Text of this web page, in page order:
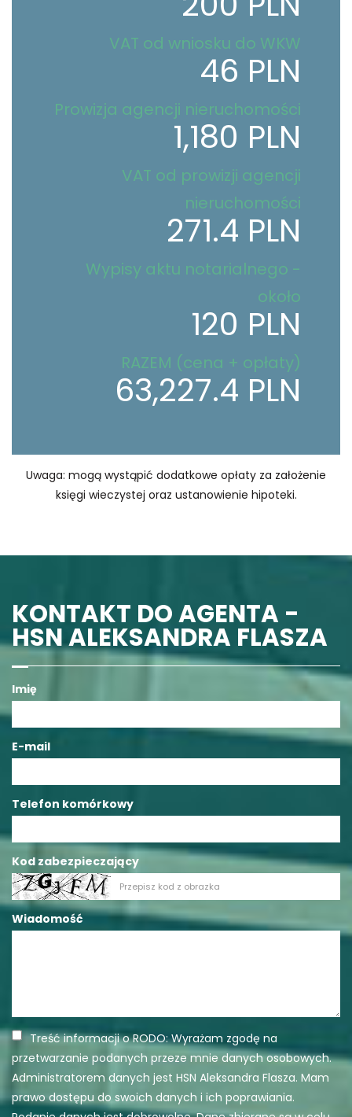
VAT od wniosku do WKW
46 PLN
Prowizja agencji nieruchomości
1,180 PLN
VAT od prowizji agencji
nieruchomości
271.4 PLN
Wypisy aktu notarialnego -
około
120 PLN
RAZEM (cena + opłaty)
63,227.4 PLN
Uwaga: mogą wystąpić dodatkowe opłaty za założenie
księgi wieczystej oraz ustanowienie hipoteki.
KONTAKT DO AGENTA -
HSN ALEKSANDRA FLASZA
Imię
E-mail
Telefon komórkowy
Kod zabezpieczający
Wiadomość
Treść informacji o RODO: Wyrażam zgodę na
przetwarzanie podanych przeze mnie danych osobowych.
Administratorem danych jest HSN Aleksandra Flasza. Mam
prawo dostępu do swoich danych i ich poprawiania.